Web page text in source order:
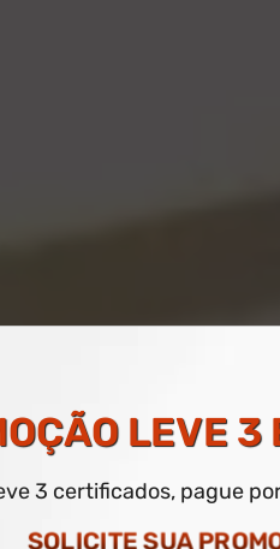
DE
LEVE 3
3 certificados, pague
SOLICITE SUA